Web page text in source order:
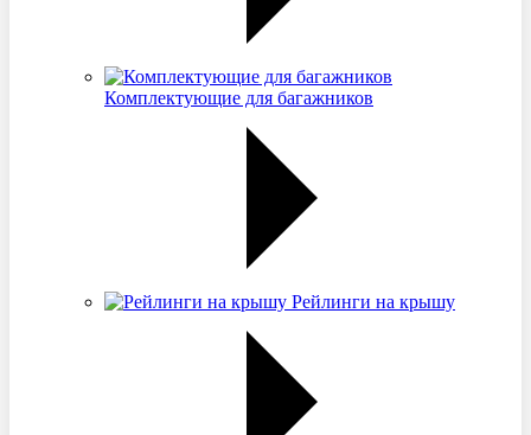
Комплектующие для багажников
Рейлинги на крышу